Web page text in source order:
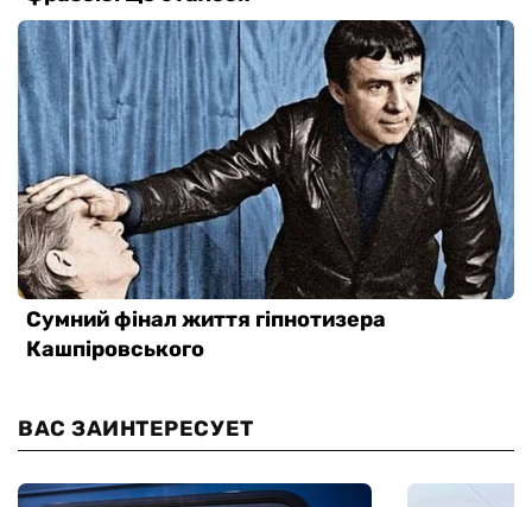
ВАС ЗАИНТЕРЕСУЕТ